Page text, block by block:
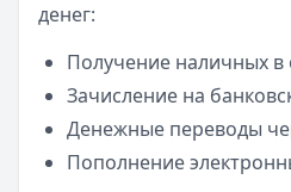
денег:
Получение наличных в
Зачисление на
Денежные переводы
Пополнение